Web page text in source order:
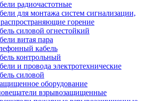
радиочастотные
для монтажа систем сигнализации,
горение
силовой огнестойкий
витая пара
кабель
контрольный
и провода электротехнические
силовой
оборудование
взрывозащищенные